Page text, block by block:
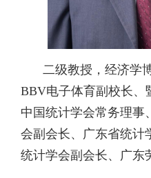
二级教授，经济学
BBV电子体育副校长、
中国统计学会常务理事
会副会长、广东省统计
统计学会副会长、广东